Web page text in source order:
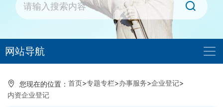
网站导航
您现在的位置： 首页>专题专栏>办事服务>企业登记>
内资企业登记